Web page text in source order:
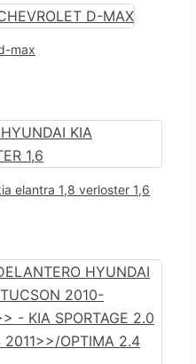
max
elantra 1,8 verloster 1,6